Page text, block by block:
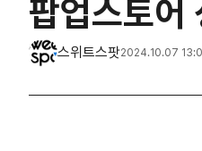
팝업스토어
스위트스팟2024.10.07